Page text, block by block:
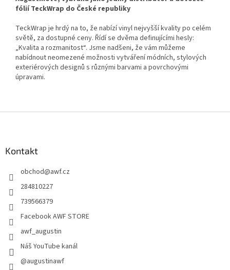
fólií TeckWrap do České republiky
TeckWrap je hrdý na to, že nabízí vinyl nejvyšší kvality po celém
světě, za dostupné ceny. Řídí se dvěma definujícími hesly:
„Kvalita a rozmanitost“. Jsme nadšeni, že vám můžeme
nabídnout neomezené možnosti vytváření módních, stylových
exteriérových designů s různými barvami a povrchovými
úpravami.
Kontakt
obchod@awf.cz
284810227
739566379
Facebook AWF STORE
awf_augustin
Náš YouTube kanál
@augustinawf